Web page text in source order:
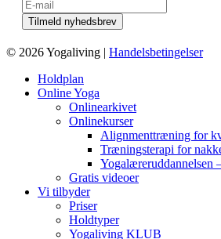
© 2026 Yogaliving | Handelsbetingelser
Holdplan
Online Yoga
Onlinearkivet
Onlinekurser
Alignmenttræning for
Træningsterapi for
Yogalæreruddannelsen
Gratis videoer
Vi tilbyder
Priser
Holdtyper
Yogaliving KLUB